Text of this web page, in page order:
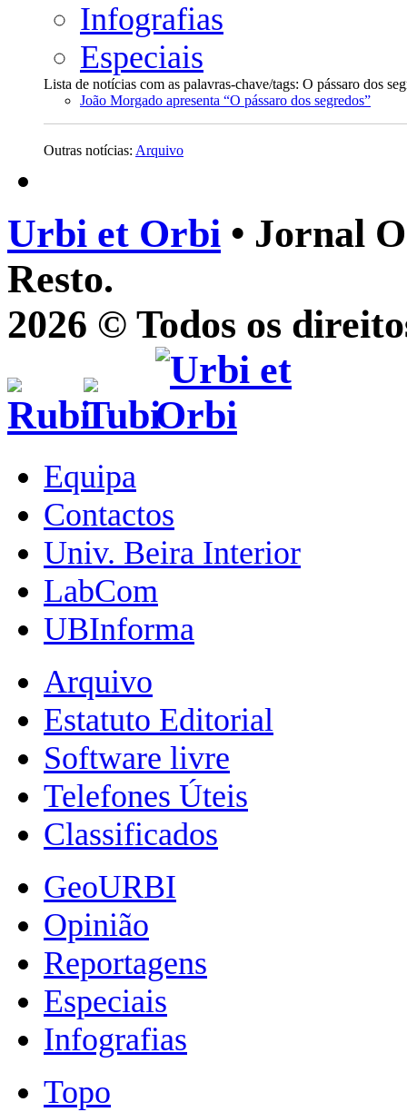
Infografias
Especiais
Lista de notícias com as palavras-chave/tags: O pássaro dos
João Morgado apresenta “O pássaro dos segredos”
Outras notícias: Arquivo
Urbi et Orbi • Jornal
Resto.
2026 © Todos os
Equipa
Contactos
Univ. Beira Interior
LabCom
UBInforma
Arquivo
Estatuto Editorial
Software livre
Telefones Úteis
Classificados
GeoURBI
Opinião
Reportagens
Especiais
Infografias
Topo